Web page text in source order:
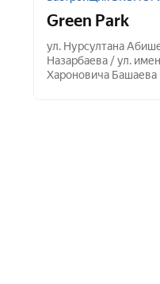
Green Park
ул. Нурсултана
Назарбаева / ул.
Хароновича Башаева